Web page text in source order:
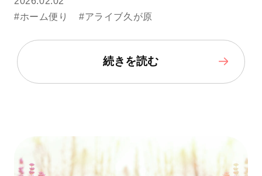
#ホーム便り
#アライブ久が原
続きを読む